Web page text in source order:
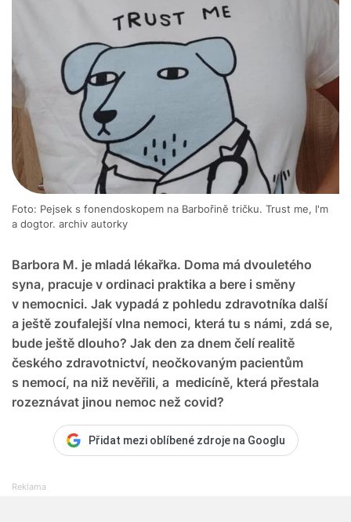
Barbora M. je mladá lékařka. Doma má dvouletého
syna, pracuje v ordinaci praktika a bere i směny
v nemocnici. Jak vypadá z pohledu zdravotníka další
a ještě zoufalejší vlna nemoci, která tu s námi, zdá se,
bude ještě dlouho? Jak den za dnem čelí realitě
českého zdravotnictví, neočkovaným pacientům
s nemocí, na niž nevěřili, a medicíně, která přestala
rozeznávat jinou nemoc než covid?
Foto: Pejsek s fonendoskopem na Barbořině tričku. Trust me, I'm
a dogtor. archiv autorky
Přidat mezi oblíbené zdroje na Googlu